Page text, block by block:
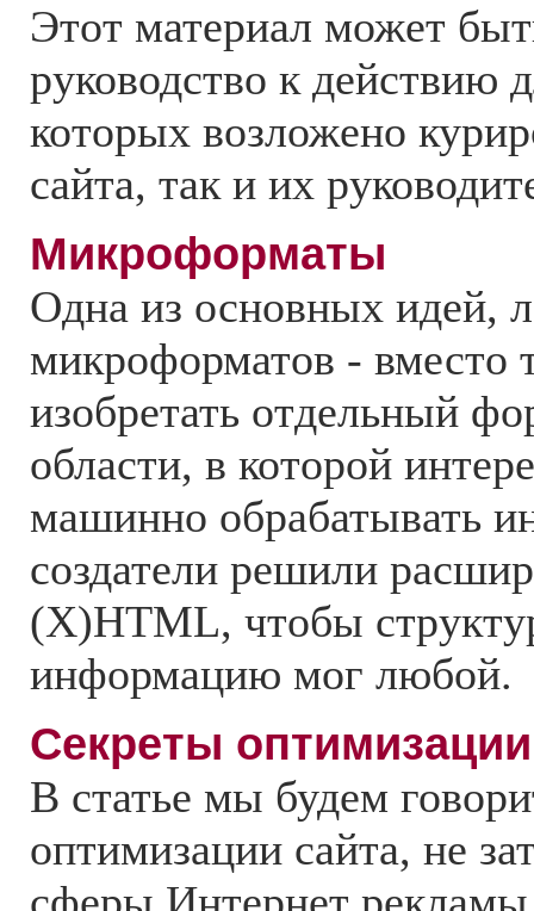
Этот материал может
руководство к действию
которых возложено
сайта, так и их
Микроформаты
Одна из основных идей,
микроформатов - вместо
изобретать отдельный
области, в которой
машинно обрабатывать
создатели решили
(X)HTML, чтобы
информацию мог любой.
Секреты
В статье мы будем
оптимизации сайта, не